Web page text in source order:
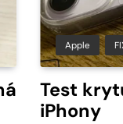
Apple
Test
iPhony